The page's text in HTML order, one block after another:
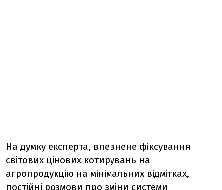
На думку експерта, впевнене фіксування
світових цінових котирувань на
агропродукцію на мінімальних відмітках,
постійні розмови про зміни системи